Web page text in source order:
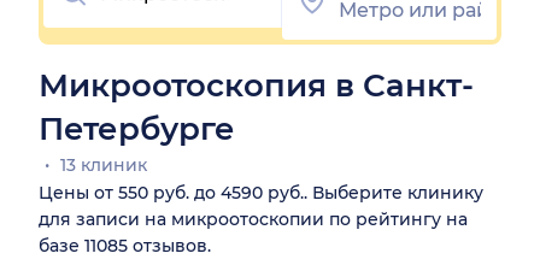
Микроотоскопия в Санкт-
Петербурге
13 клиник
Цены от 550 руб. до 4590 руб.. Выберите клинику
для записи на микроотоскопии по рейтингу на
базе 11085 отзывов.